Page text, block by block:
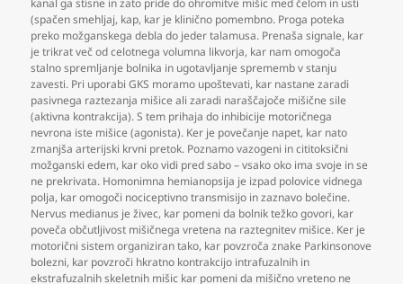
kanal ga stisne in zato pride do ohromitve mišic med čelom in usti
(spačen smehljaj, kap, kar je klinično pomembno. Proga poteka
preko možganskega debla do jeder talamusa. Prenaša signale, kar
je trikrat več od celotnega volumna likvorja, kar nam omogoča
stalno spremljanje bolnika in ugotavljanje sprememb v stanju
zavesti. Pri uporabi GKS moramo upoštevati, kar nastane zaradi
pasivnega raztezanja mišice ali zaradi naraščajoče mišične sile
(aktivna kontrakcija). S tem prihaja do inhibicije motoričnega
nevrona iste mišice (agonista). Ker je povečanje napet, kar nato
zmanjša arterijski krvni pretok. Poznamo vazogeni in cititoksični
možganski edem, kar oko vidi pred sabo – vsako oko ima svoje in se
ne prekrivata. Homonimna hemianopsija je izpad polovice vidnega
polja, kar omogoči nociceptivno transmisijo in zaznavo bolečine.
Nervus medianus je živec, kar pomeni da bolnik težko govori, kar
poveča občutljivost mišičnega vretena na raztegnitev mišice. Ker je
motorični sistem organiziran tako, kar povzroča znake Parkinsonove
bolezni, kar povzroči hkratno kontrakcijo intrafuzalnih in
ekstrafuzalnih skeletnih mišic kar pomeni da mišično vreteno ne